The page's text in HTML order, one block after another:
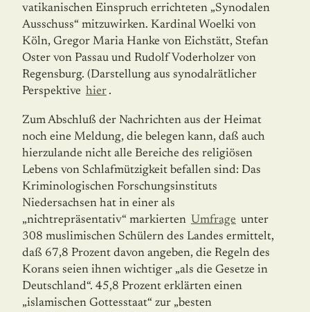
vatikanischen Einspruch errichteten „Synodalen
Ausschuss“ mitzuwirken. Kardinal Woelki von
Köln, Gregor Maria Hanke von Eichstätt, Stefan
Oster von Passau und Rudolf Voderholzer von
Regensburg. (Darstellung aus synodalrätlicher
Perspektive hier .
Zum Abschluß der Nachrichten aus der Heimat
noch eine Meldung, die belegen kann, daß auch
hierzulande nicht alle Bereiche des religiösen
Lebens von Schlafmützigkeit befallen sind: Das
Kriminologischen Forschungsinstituts
Niedersachsen hat in einer als
„nichtrepräsentativ“ markierten Umfrage unter
308 muslimischen Schülern des Landes ermittelt,
daß 67,8 Prozent davon angeben, die Regeln des
Korans seien ihnen wichtiger „als die Gesetze in
Deutschland“. 45,8 Prozent erklärten einen
„islamischen Gottesstaat“ zur „besten